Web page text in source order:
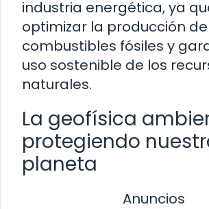
industria energética, ya
optimizar la producción de
combustibles fósiles y
uso sostenible de los
naturales.
La geofísica
protegiendo
planeta
Anuncios